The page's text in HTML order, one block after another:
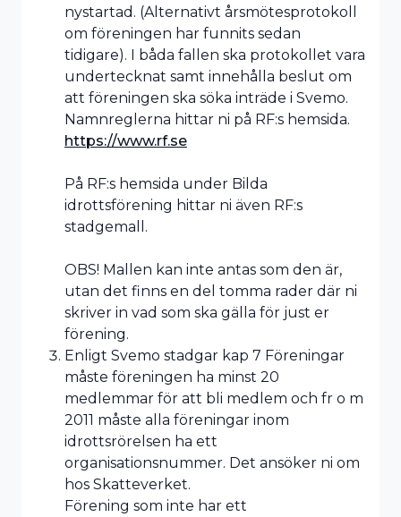
nystartad. (Alternativt årsmötesprotokoll
om föreningen har funnits sedan
tidigare). I båda fallen ska protokollet vara
undertecknat samt innehålla beslut om
att föreningen ska söka inträde i Svemo.
Namnreglerna hittar ni på RF:s hemsida.
https://www.rf.se
På RF:s hemsida under Bilda
idrottsförening hittar ni även RF:s
stadgemall.
OBS! Mallen kan inte antas som den är,
utan det finns en del tomma rader där ni
skriver in vad som ska gälla för just er
förening.
Enligt Svemo stadgar kap 7 Föreningar
måste föreningen ha minst 20
medlemmar för att bli medlem och fr o m
2011 måste alla föreningar inom
idrottsrörelsen ha ett
organisationsnummer. Det ansöker ni om
hos Skatteverket.
Förening som inte har ett